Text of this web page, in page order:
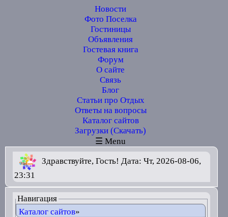
Новости
Фото Поселка
Гостиницы
Объявления
Гостевая книга
Форум
О сайте
Связь
Блог
Статьи про Отдых
Ответы на вопросы
Каталог сайтов
Загрузки (Скачать)
☰ Menu
Здравствуйте, Гость! Дата: Чт, 2026-08-06,
23:31
Навигация
Каталог сайтов»